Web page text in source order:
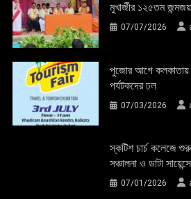
মুখার্জীর ১২৫তম
07/07/2026
পুজোর আগে কলকাতায়
পর্যটকদের ঢল
07/03/2026
স্কটিশ চার্চ কলেজে
সঞ্চালনা ও ডাটা
07/01/2026